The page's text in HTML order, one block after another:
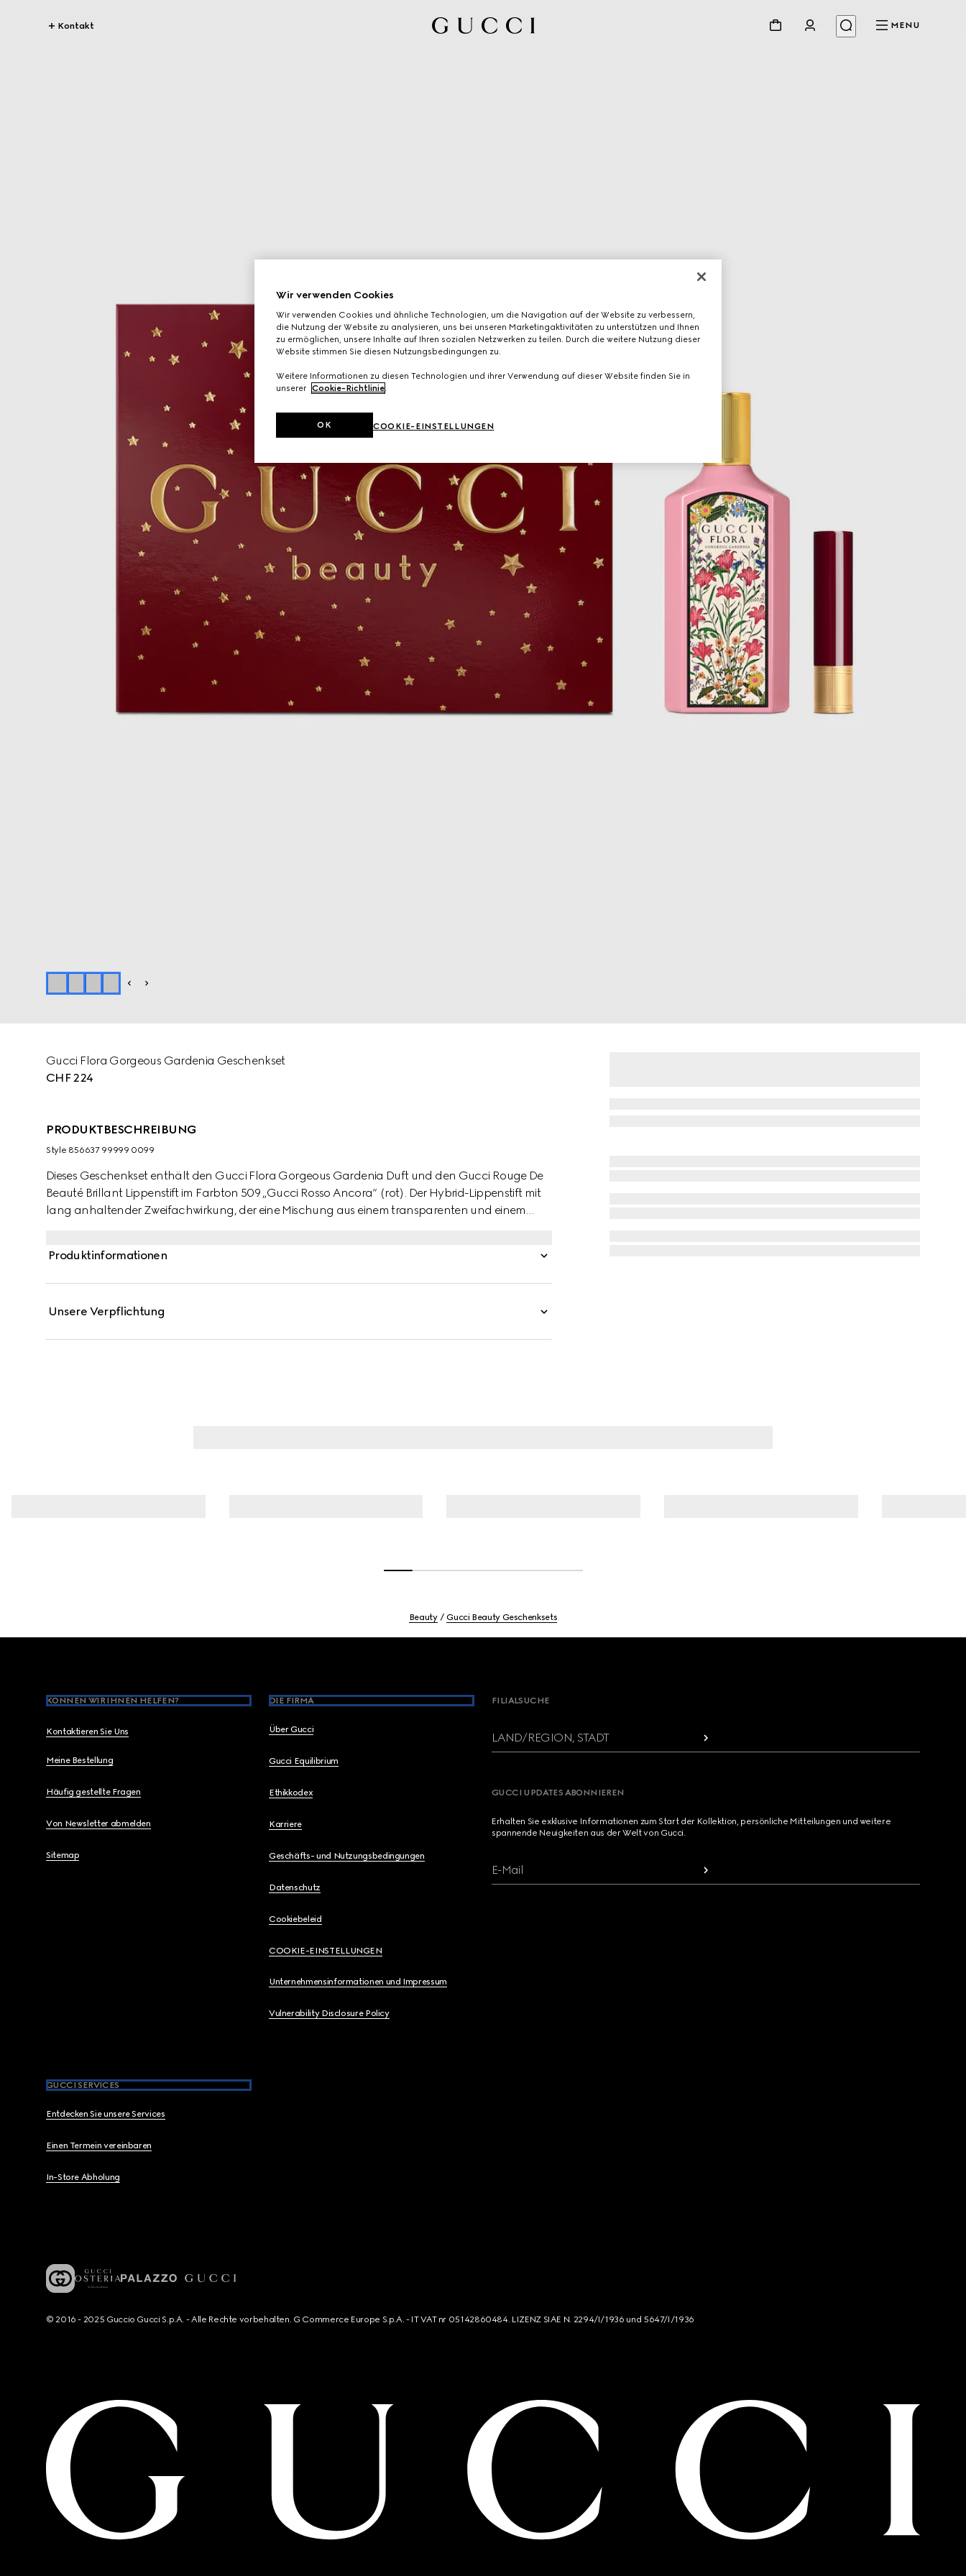
Kontakt MENU
Gucci Flora Gorgeous Gardenia Geschenkset
CHF 224
PRODUKTBESCHREIBUNG
Style ‎856637 99999 0099
Dieses Geschenkset enthält den Gucci Flora Gorgeous Gardenia Duft und den Gucci Rouge De
Beauté Brillant Lippenstift im Farbton 509 „Gucci Rosso Ancora“ (rot). Der Hybrid-Lippenstift mit
lang anhaltender Zweifachwirkung, der eine Mischung aus einem transparenten und einem
Absolue von Jasmin Grandiflorum verschmelzen, während ein Birnenblüten-Akkord und ein
Produktinformationen
Unsere Verpflichtung
Beauty Gucci Beauty Geschenksets
KÖNNEN WIR IHNEN HELFEN?
Kontaktieren Sie Uns
Meine Bestellung
Häufig gestellte Fragen
Von Newsletter abmelden
Sitemap
DIE FIRMA
Über Gucci
Gucci Equilibrium
Ethikkodex
Karriere
Geschäfts- und Nutzungsbedingungen
Datenschutz
Cookiebeleid
COOKIE-EINSTELLUNGEN
Unternehmensinformationen und Impressum
Vulnerability Disclosure Policy
GUCCI SERVICES
Entdecken Sie unsere Services
Einen Termein vereinbaren
In-Store Abholung
FILIALSUCHE
LAND/REGION, STADT
GUCCI UPDATES ABONNIEREN
Erhalten Sie exklusive Informationen zum Start der Kollektion, persönliche Mitteilungen und weitere
spannende Neuigkeiten aus der Welt von Gucci.
E-Mail
© 2016 - 2025 Guccio Gucci S.p.A. - Alle Rechte vorbehalten. G Commerce Europe S.p.A. - IT VAT nr 05142860484. LIZENZ SIAE N. 2294/I/1936 und 5647/I/1936
Wir verwenden Cookies
Wir verwenden Cookies und ähnliche Technologien, um die Navigation auf der Website zu verbessern,
die Nutzung der Website zu analysieren, uns bei unseren Marketingaktivitäten zu unterstützen und Ihnen
zu ermöglichen, unsere Inhalte auf Ihren sozialen Netzwerken zu teilen. Durch die weitere Nutzung dieser
Website stimmen Sie diesen Nutzungsbedingungen zu.
Weitere Informationen zu diesen Technologien und ihrer Verwendung auf dieser Website finden Sie in
unserer Cookie-Richtlinie.
COOKIE-EINSTELLUNGEN
OK